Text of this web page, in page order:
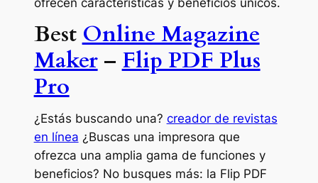
Best Online Magazine
Maker– Flip PDF Plus
Pro
¿Estás buscando una? creador de revistas
en línea ¿Buscas una impresora que
ofrezca una amplia gama de funciones y
beneficios? No busques más: la Flip PDF